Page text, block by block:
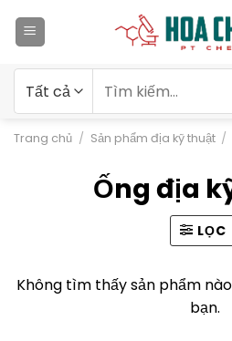
qua
kiếm:
Trang chủ / Sản phẩm địa kỹ thuật /
Ống địa
LỌC
Không tìm thấy sản phẩm
bạn.